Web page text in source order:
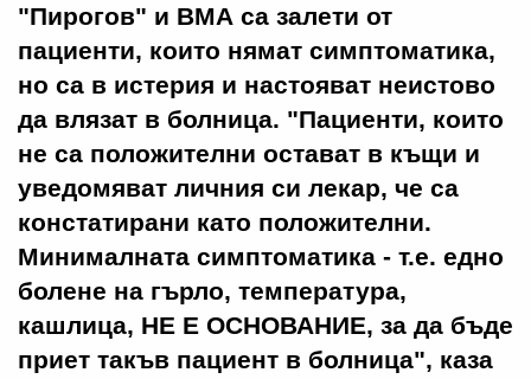
"Пирогов" и ВМА са залети от
пациенти, които нямат симптоматика,
но са в истерия и настояват неистово
да влязат в болница. "Пациенти, които
не са положителни остават в къщи и
уведомяват личния си лекар, че са
констатирани като положителни.
Минималната симптоматика - т.е. едно
болене на гърло, температура,
кашлица, НЕ Е ОСНОВАНИЕ, за да бъде
приет такъв пациент в болница", каза